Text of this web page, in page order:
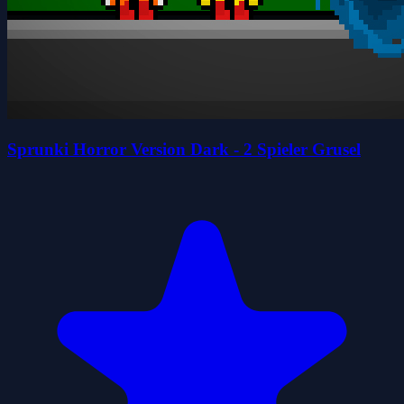
Sprunki Horror Version Dark - 2 Spieler Grusel